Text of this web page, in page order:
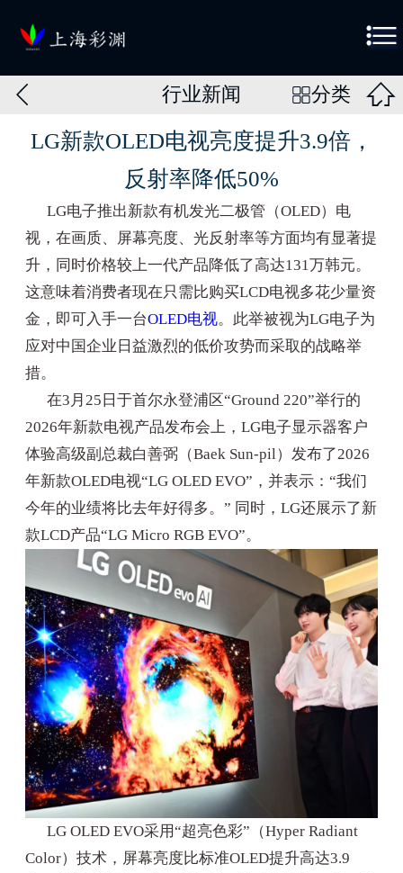

 行业新闻 
分类
LG新款OLED电视亮度提升3.9倍，
反射率降低50%
LG电子推出新款有机发光二极管（OLED）电
视，在画质、屏幕亮度、光反射率等方面均有显著提
升，同时价格较上一代产品降低了高达131万韩元。
这意味着消费者现在只需比购买LCD电视多花少量资
金，即可入手一台OLED电视。此举被视为LG电子为
应对中国企业日益激烈的低价攻势而采取的战略举
措。
在3月25日于首尔永登浦区“Ground 220”举行的
2026年新款电视产品发布会上，LG电子显示器客户
体验高级副总裁白善弼（Baek Sun-pil）发布了2026
年新款OLED电视“LG OLED EVO”，并表示：“我们
今年的业绩将比去年好得多。” 同时，LG还展示了新
款LCD产品“LG Micro RGB EVO”。
LG OLED EVO采用“超亮色彩”（Hyper Radiant
Color）技术，屏幕亮度比标准OLED提升高达3.9